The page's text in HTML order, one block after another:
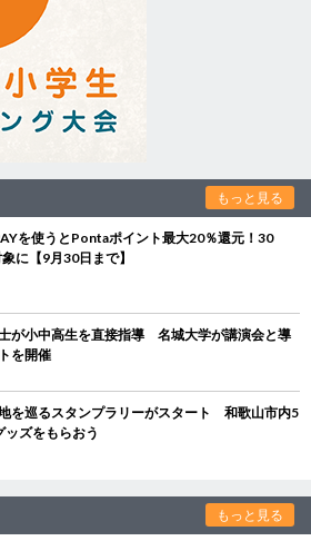
もっと見る
を使うとPontaポイント最大20％還元！30
に【9月30日まで】
が小中高生を直接指導 名城大学が講演会と導
を開催
を巡るスタンプラリーがスタート 和歌山市内5
ズをもらおう
もっと見る